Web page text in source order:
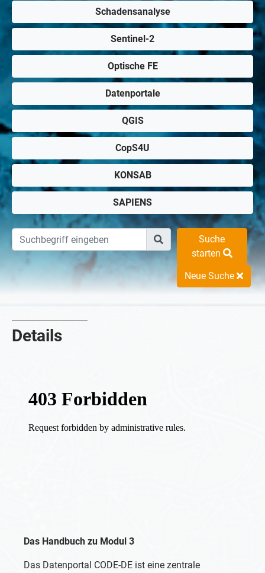
Schadensanalyse
Sentinel-2
Optische FE
Datenportale
QGIS
CopS4U
KONSAB
SAPIENS
Suche
starten
Neue Suche
Details
Das Handbuch zu Modul 3
Das Datenportal CODE-DE ist eine zentrale